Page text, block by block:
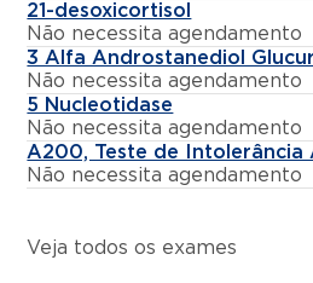
21-desoxicortisol
Não necessita agendamento
3 Alfa Androstanediol
Não necessita agendamento
5 Nucleotidase
Não necessita agendamento
A200, Teste de Intolerância
Não necessita agendamento
Veja todos os exames